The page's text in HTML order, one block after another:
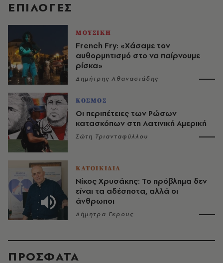
EΠΙΛΟΓΈΣ
ΜΟΥΣΙΚΗ
French Fry: «Χάσαμε τον
αυθορμητισμό στο να παίρνουμε
ρίσκα»
Δημήτρης Αθανασιάδης
ΚΟΣΜΟΣ
Οι περιπέτειες των Ρώσων
κατασκόπων στη Λατινική Αμερική
Σώτη Τριανταφύλλου
ΚΑΤΟΙΚΙΔΙΑ
Νίκος Χρυσάκης: Το πρόβλημα δεν
είναι τα αδέσποτα, αλλά οι
άνθρωποι
Δήμητρα Γκρους
ΠΡΟΣΦΑΤΑ